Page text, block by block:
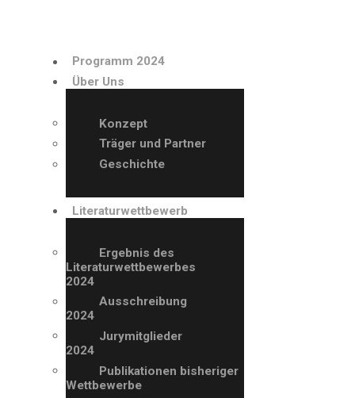
Programm 2024
Über Uns
Konzept
Träger und Partner
Geschichte
Literaturwettbewerb
Ergebnis des
Literaturwettbewerbes
2024
Ausschreibung
2024
Jurymitglieder
2024
Publikationen bisheriger
Wettbewerbe
ÜBER UNS
LITERATURWETTBE
WERB
AUSSTELLER
ARCHIV
VERANSTALTUNGE
GRUSSWORTE